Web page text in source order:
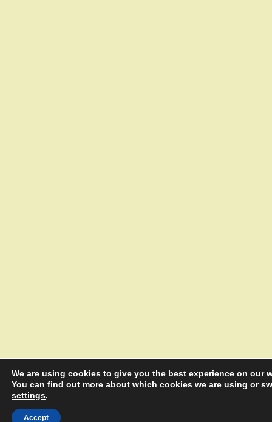
We are using cookies to give you the best experience on our
You can find out more about which cookies we are using or
settings.
Accept